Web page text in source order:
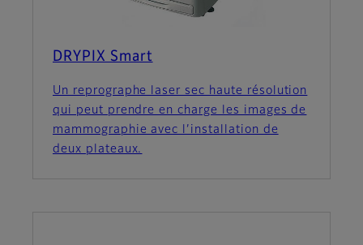
DRYPIX Smart
Un reprographe laser sec haute résolution
qui peut prendre en charge les images de
mammographie avec l’installation de
deux plateaux.